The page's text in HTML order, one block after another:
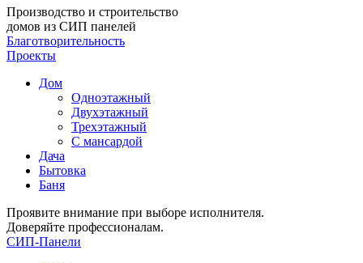
Производство и строительство
домов из СИП панелей
Благотворительность
Проекты
Дом
Одноэтажный
Двухэтажный
Трехэтажный
С мансардой
Дача
Бытовка
Баня
Проявите внимание при выборе исполнителя.
Доверяйте профессионалам.
СИП-Панели